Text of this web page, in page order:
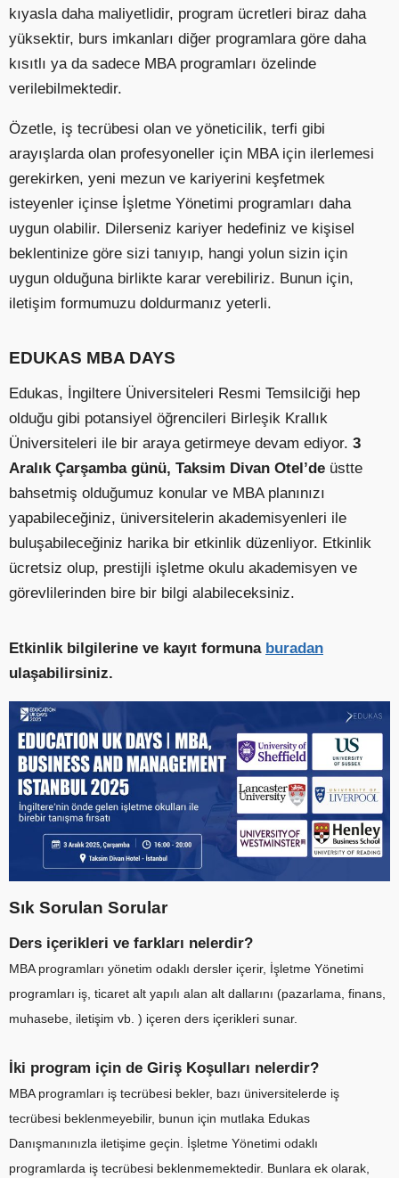
kıyasla daha maliyetlidir, program ücretleri biraz daha
yüksektir, burs imkanları diğer programlara göre daha
kısıtlı ya da sadece MBA programları özelinde
verilebilmektedir.
Özetle, iş tecrübesi olan ve yöneticilik, terfi gibi
arayışlarda olan profesyoneller için MBA için ilerlemesi
gerekirken, yeni mezun ve kariyerini keşfetmek
isteyenler içinse İşletme Yönetimi programları daha
uygun olabilir. Dilerseniz kariyer hedefiniz ve kişisel
beklentinize göre sizi tanıyıp, hangi yolun sizin için
uygun olduğuna birlikte karar verebiliriz. Bunun için,
iletişim formumuzu doldurmanız yeterli.
EDUKAS MBA DAYS
Edukas, İngiltere Üniversiteleri Resmi Temsilciği hep
olduğu gibi potansiyel öğrencileri Birleşik Krallık
Üniversiteleri ile bir araya getirmeye devam ediyor. 3
Aralık Çarşamba günü, Taksim Divan Otel’de üstte
bahsetmiş olduğumuz konular ve MBA planınızı
yapabileceğiniz, üniversitelerin akademisyenleri ile
buluşabileceğiniz harika bir etkinlik düzenliyor. Etkinlik
ücretsiz olup, prestijli işletme okulu akademisyen ve
görevlilerinden bire bir bilgi alabileceksiniz.
Etkinlik bilgilerine ve kayıt formuna buradan
ulaşabilirsiniz.
Sık Sorulan Sorular
Ders içerikleri ve farkları nelerdir?
MBA programları yönetim odaklı dersler içerir, İşletme Yönetimi
programları iş, ticaret alt yapılı alan alt dallarını (pazarlama, finans,
muhasebe, iletişim vb. ) içeren ders içerikleri sunar.
İki program için de Giriş Koşulları nelerdir?
MBA programları iş tecrübesi bekler, bazı üniversitelerde iş
tecrübesi beklenmeyebilir, bunun için mutlaka Edukas
Danışmanınızla iletişime geçin. İşletme Yönetimi odaklı
programlarda iş tecrübesi beklenmemektedir. Bunlara ek olarak,